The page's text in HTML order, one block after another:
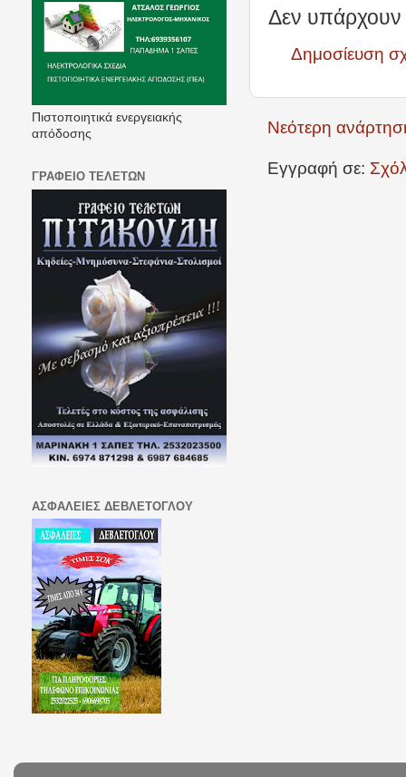
Δεν υπάρχουν
Δημοσίευση
Νεότερη
Εγγραφή σε:
Πιστοποιητικά ενεργειακής
απόδοσης
ΓΡΑΦΕΙΟ ΤΕΛΕΤΩΝ
ΑΣΦΑΛΕΙΕΣ ΔΕΒΛΕΤΟΓΛΟΥ